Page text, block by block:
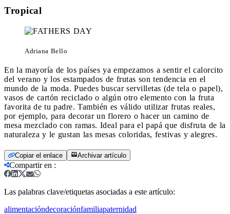
Tropical
Adriana Bello
En la mayoría de los países ya empezamos a sentir el calorcito
del verano y los estampados de frutas son tendencia en el
mundo de la moda. Puedes buscar servilletas (de tela o papel),
vasos de cartón reciclado o algún otro elemento con la fruta
favorita de tu padre. También es válido utilizar frutas reales,
por ejemplo, para decorar un florero o hacer un camino de
mesa mezclado con ramas. Ideal para el papá que disfruta de la
naturaleza y le gustan las mesas coloridas, festivas y alegres.
Copiar el enlace Archivar artículo
Compartir en :
Las palabras clave/etiquetas asociadas a este artículo:
alimentacióndecoraciónfamiliapaternidad